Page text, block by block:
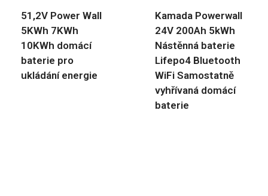
51,2V Power Wall
5KWh 7KWh
10KWh domácí
baterie pro
ukládání energie
Kamada Powerwall
24V 200Ah 5kWh
Nástěnná baterie
Lifepo4 Bluetooth
WiFi Samostatně
vyhřívaná domácí
baterie